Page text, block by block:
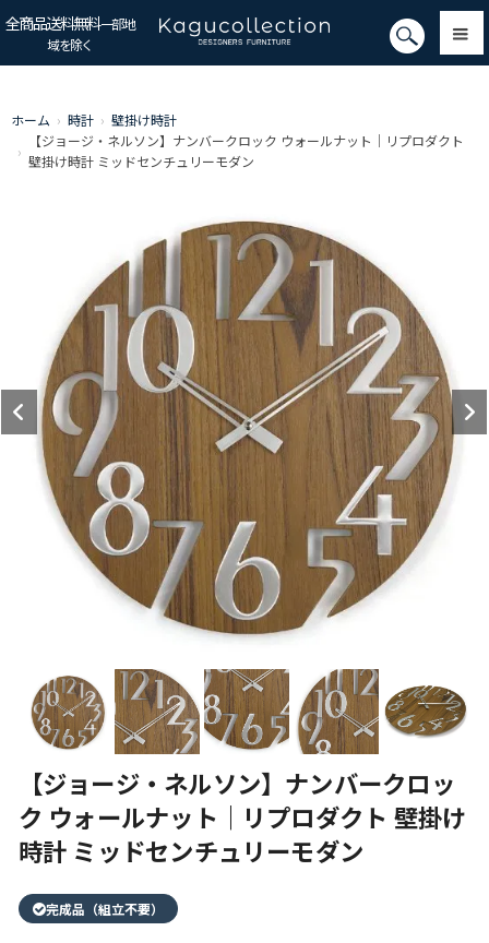
全商品送料無料一部地
域を除く
ホーム › 時計 › 壁掛け時計
›
【ジョージ・ネルソン】ナンバークロック ウォールナット｜リプロダクト
壁掛け時計 ミッドセンチュリーモダン
【ジョージ・ネルソン】ナンバークロッ
ク ウォールナット｜リプロダクト 壁掛け
時計 ミッドセンチュリーモダン
完成品（組立不要）